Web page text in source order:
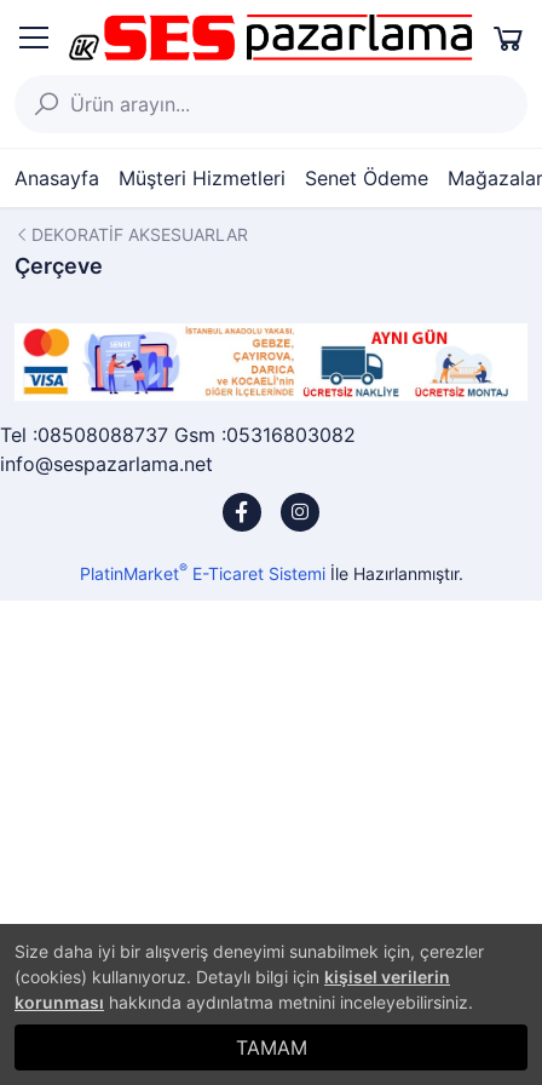
Anasayfa Müşteri Hizmetleri Senet Ödeme
Size daha iyi bir alışveriş deneyimi sunabilmek için, çerezler
(cookies) kullanıyoruz. Detaylı bilgi için kişisel verilerin
korunması hakkında aydınlatma metnini inceleyebilirsiniz.
TAMAM
DEKORATİF AKSESUARLAR
Çerçeve
Tel :08508088737 Gsm :05316803082
info@sespazarlama.net
PlatinMarket®E-Ticaret Sistemiİle Hazırlanmıştır.